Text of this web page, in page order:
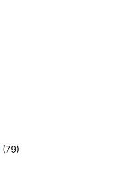
(79)